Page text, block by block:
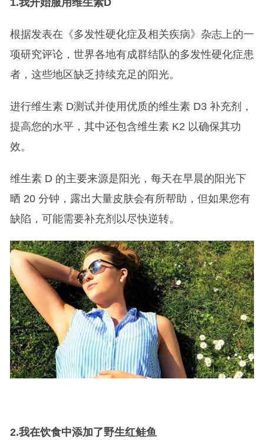
1.我开始服用维生素D
根据发表在《多发性硬化症及相关疾病》杂志上的一
项研究评论，世界各地有成群结队的多发性硬化症患
者，这些地区缺乏持续充足的阳光。
进行维生素 D测试并使用优质的维生素 D3 补充剂，
提高您的水平，其中还包含维生素 K2 以确保其功
效。
维生素 D 的主要来源是阳光，每天在早晨的阳光下
晒 20 分钟，露出大量皮肤会有所帮助，但如果您有
缺陷，可能需要补充剂以尽快逆转。
2.我在饮食中添加了野生红鲑鱼